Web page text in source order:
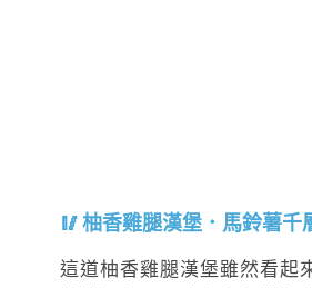
柚香雞腿漢堡．馬鈴薯千
這道柚香雞腿漢堡雖然看起